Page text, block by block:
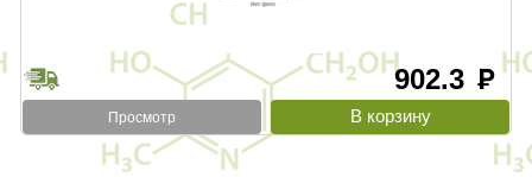
902.3 руб
Просмотр